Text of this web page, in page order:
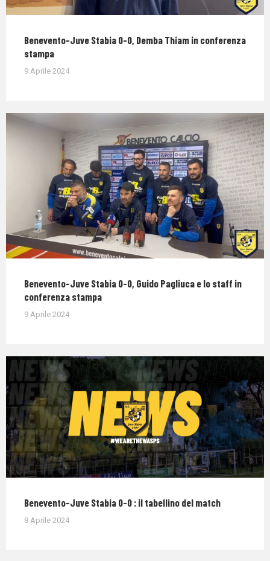
Benevento-Juve Stabia 0-0, Demba Thiam in conferenza
stampa
9 Aprile 2024
Benevento-Juve Stabia 0-0, Guido Pagliuca e lo staff in
conferenza stampa
9 Aprile 2024
Benevento-Juve Stabia 0-0 : il tabellino del match
8 Aprile 2024